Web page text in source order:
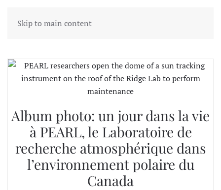
Skip to main content
Tag:Dan Weaver
Album photo: un jour dans la vie
à PEARL, le Laboratoire de
recherche atmosphérique dans
l’environnement polaire du
Canada